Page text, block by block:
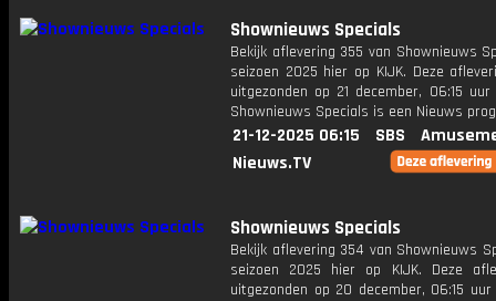
Shownieuws Specials
Bekijk aflevering 355 van Shownieuws
seizoen 2025 hier op KIJK. Deze
uitgezonden op 21 december, 06:15
Shownieuws Specials is een Nieuws
21-12-2025 06:15 SBS
Nieuws.TV
Shownieuws Specials
Bekijk aflevering 354 van Shownieuws
seizoen 2025 hier op KIJK. Deze
uitgezonden op 20 december, 06:15